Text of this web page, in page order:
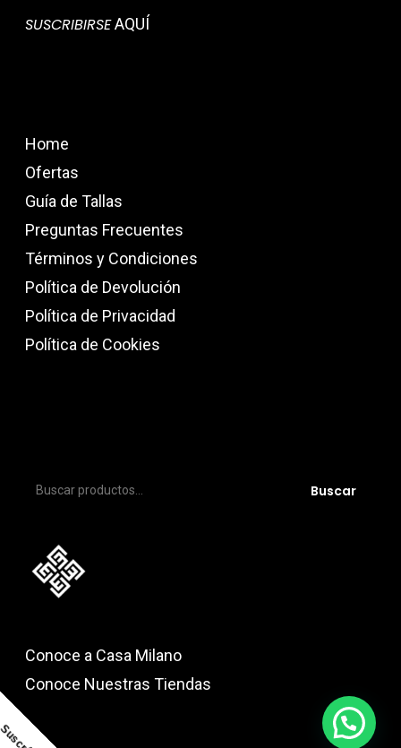
SUSCRIBIRSEAQUÍ
Home
Ofertas
Guía de Tallas
Preguntas Frecuentes
Términos y Condiciones
Política de Devolución
Política de Privacidad
Política de Cookies
Buscar
Buscar
Conoce a Casa Milano
Conoce Nuestras Tiendas